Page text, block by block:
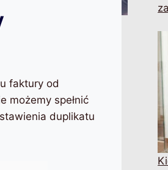
faktury od
możemy spełnić
duplikatu